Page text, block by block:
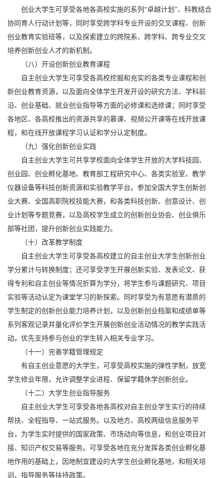
创业大学生可享受各地各高校实施的系列“卓越计划”、科教结合
协同育人行动计划等，同时享受跨学科专业开设的交叉课程、创新
创业教育实验班等，以及探索建立的跨院系、跨学科、跨专业交叉
培养创新创业人才的新机制。
（八）开设创新创业教育课程
自主创业大学生可享受各高校挖掘和充实的各类专业课程和创
新创业教育资源，以及面向全体学生开发开设的研究方法、学科前
沿、创业基础、就业创业指导等方面的必修课和选修课；同时享受
各地区、各高校推出的资源共享的慕课、视频公开课等在线开放课
程，和在线开放课程学习认证和学分认定制度。
（九）强化创新创业实践
自主创业大学生可共享学校面向全体学生开放的大学科技园、
创业园、创业孵化基地、教育部工程研究中心、各类实验室、教学
仪器设备等科技创新资源和实验教学平台。参加全国大学生创新创
业大赛、全国高职院校技能大赛，和各类科技创新、创意设计、创
业计划等专题竞赛，以及高校学生成立的创新创业协会、创业俱乐
部等社团，提升创新创业实践能力。
（十）改革教学制度
自主创业大学生可享受各高校建立的自主创业大学生创新创业
学分累计与转换制度；还可享受学生开展创新实验、发表论文、获
得专利和自主创业等情况折算为学分，将学生参与课题研究、项目
实验等活动认定为课堂学习的新探索。同时享受为有意愿有潜质的
学生制定的创新创业能力培养计划，以及创新创业档案和成绩单等
系列客观记录并量化评价学生开展创新创业活动情况的教学实践活
动。优先支持参与创业的学生转入相关专业学习。
（十一）完善学籍管理规定
有自主创业意愿的大学生，可享受高校实施的弹性学制，放宽
学生修业年限，允许调整学业进程、保留学籍休学创新创业。
（十二）大学生创业指导服务
自主创业大学生可享受各地各高校对自主创业学生实行的持续
帮扶、全程指导、一站式服务。以及地方、高校两级信息服务平
台，为学生实时提供的国家政策、市场动向等信息，和创业项目对
接、知识产权交易等服务。可享受各地在充分发挥各类创业孵化基
地作用的基础上，因地制宜建设的大学生创业孵化基地，和相关培
训、指导服务等扶持政策。